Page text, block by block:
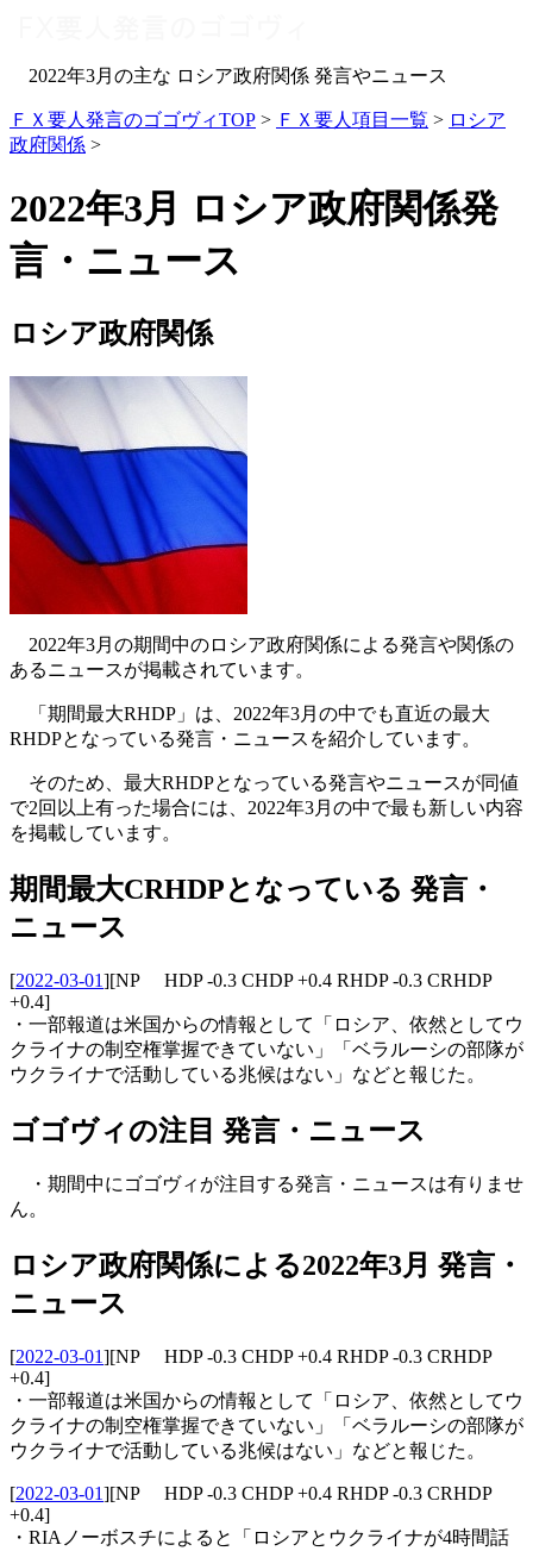
2022年3月の主な ロシア政府関係 発言やニュース
ＦＸ要人発言のゴゴヴィTOP > ＦＸ要人項目一覧 > ロシア
政府関係 >
2022年3月 ロシア政府関係発
言・ニュース
ロシア政府関係
2022年3月の期間中のロシア政府関係による発言や関係の
あるニュースが掲載されています。
「期間最大RHDP」は、2022年3月の中でも直近の最大
RHDPとなっている発言・ニュースを紹介しています。
そのため、最大RHDPとなっている発言やニュースが同値
で2回以上有った場合には、2022年3月の中で最も新しい内容
を掲載しています。
期間最大CRHDPとなっている 発言・
ニュース
[2022-03-01][NP HDP -0.3 CHDP +0.4 RHDP -0.3 CRHDP
+0.4]
・一部報道は米国からの情報として「ロシア、依然としてウ
クライナの制空権掌握できていない」「ベラルーシの部隊が
ウクライナで活動している兆候はない」などと報じた。
ゴゴヴィの注目 発言・ニュース
・期間中にゴゴヴィが注目する発言・ニュースは有りませ
ん。
ロシア政府関係による2022年3月 発言・
ニュース
[2022-03-01][NP HDP -0.3 CHDP +0.4 RHDP -0.3 CRHDP
+0.4]
・一部報道は米国からの情報として「ロシア、依然としてウ
クライナの制空権掌握できていない」「ベラルーシの部隊が
ウクライナで活動している兆候はない」などと報じた。
[2022-03-01][NP HDP -0.3 CHDP +0.4 RHDP -0.3 CRHDP
+0.4]
・RIAノーボスチによると「ロシアとウクライナが4時間話